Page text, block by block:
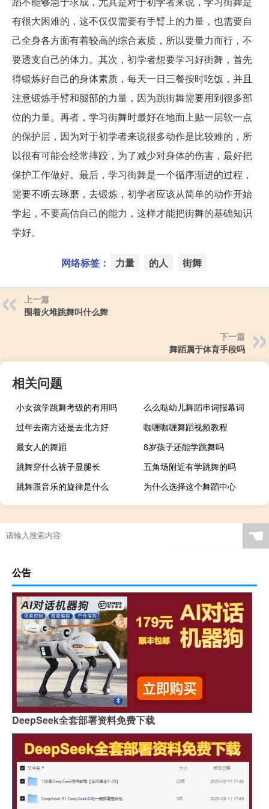
有很大困难的，这不仅仅需要有手臂上的力量，也需要自
己全身各方面有着较高的综合素质，所以要量力而行，不
要透支自己的体力。其次，初学者想要学习好街舞，首先
得锻炼好自己的身体素质，每天一日三餐按时吃饭，并且
注意锻炼手臂和腿部的力量，因为跳街舞需要用到很多部
位的力量。再者，学习街舞时最好在地面上贴一层软一点
的保护层，因为对于初学者来说很多动作是比较难的，所
以很有可能会经常摔跤，为了减少对身体的伤害，最好把
保护工作做好。最后，学习街舞是一个循序渐进的过程，
需要不断去琢磨，去锻炼，初学者应该从简单的动作开始
学起，不要高估自己的能力，这样才能把街舞的基础知识
学好。
网络标签： 力量 的人 街舞
上一篇
围着火堆跳舞叫什么舞
下一篇
舞蹈属于体育手段吗
相关问题
小女孩学跳舞考级的有用吗
么么哒幼儿舞蹈串词报幕词
过年去南方还是去北方好
咖喱咖喱舞蹈视频教程
最女人的舞蹈
8岁孩子还能学跳舞吗
跳舞穿什么裤子显腿长
五角场附近有学跳舞的吗
跳舞跟音乐的旋律是什么
为什么选择这个舞蹈中心
☚
公告
DeepSeek全套部署资料免费下载